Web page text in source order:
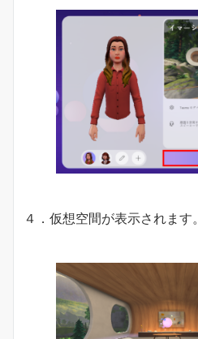
４．仮想空間が表示されます。